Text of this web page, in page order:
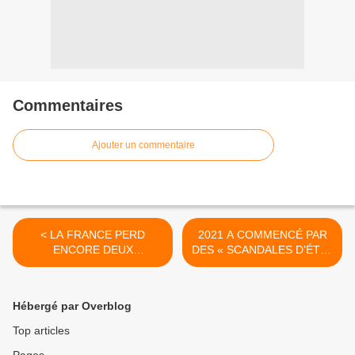
Commentaires
Ajouter un commentaire
< LA FRANCE PERD
ENCORE DEUX
MILITAIRES AU MALI
2021 A COMMENCÉ PAR
DES « SCANDALES D’ÉTAT
», COMME LE DIT LE
Hébergé par Overblog
Top articles